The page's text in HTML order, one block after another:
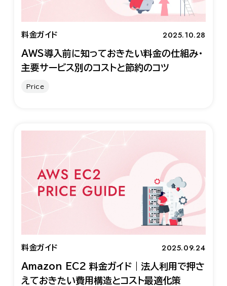
料金ガイド 2025.10.28
AWS導入前に知っておきたい料金の仕組み・
主要サービス別のコストと節約のコツ
Price
料金ガイド 2025.09.24
Amazon EC2 料金ガイド｜法人利用で押さ
えておきたい費用構造とコスト最適化策